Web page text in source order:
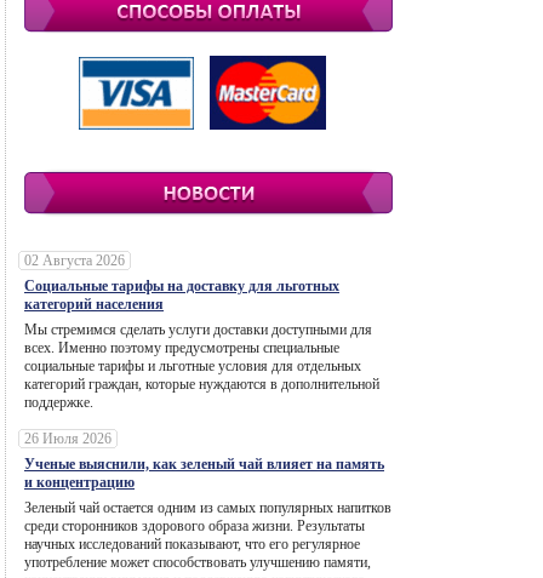
02 Августа 2026
Социальные тарифы на доставку для льготных
категорий населения
Мы стремимся сделать услуги доставки доступными для
всех. Именно поэтому предусмотрены специальные
социальные тарифы и льготные условия для отдельных
категорий граждан, которые нуждаются в дополнительной
поддержке.
26 Июля 2026
Ученые выяснили, как зеленый чай влияет на память
и концентрацию
Зеленый чай остается одним из самых популярных напитков
среди сторонников здорового образа жизни. Результаты
научных исследований показывают, что его регулярное
употребление может способствовать улучшению памяти,